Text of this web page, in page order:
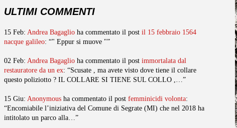
ULTIMI COMMENTI
15 Feb: Andrea Bagaglio ha commentato il post il 15 febbraio 1564
nacque galileo: “" Eppur si muove "”
02 Feb: Andrea Bagaglio ha commentato il post immortalata dal
restauratore da un ex: “Scusate , ma avete visto dove tiene il collare
questo poliziotto ? IL COLLARE SI TIENE SUL COLLO ,…”
15 Giu: Anonymous ha commentato il post femminicidi volonta:
“Encomiabile l’iniziativa del Comune di Segrate (MI) che nel 2018 ha
intitolato un parco alla…”